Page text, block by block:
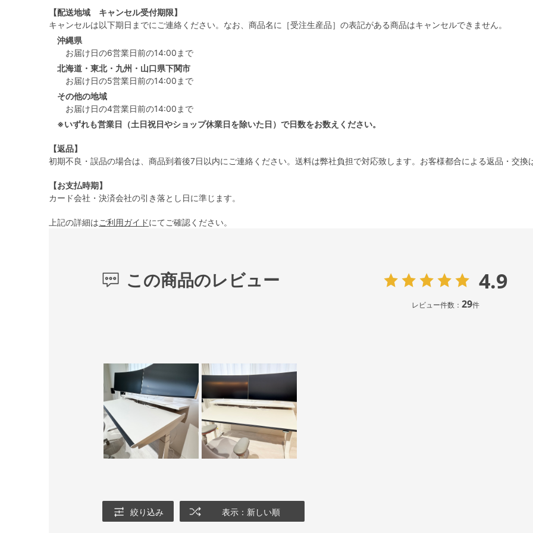
【配送地域 キャンセル受付期限】
キャンセルは以下期日までにご連絡ください。なお、商品名に［受注生産品］の表記がある商品はキャンセルできません。
沖縄県
お届け日の6営業日前の14:00まで
北海道・東北・九州・山口県下関市
お届け日の5営業日前の14:00まで
その他の地域
お届け日の4営業日前の14:00まで
※いずれも営業日（土日祝日やショップ休業日を除いた日）で日数をお数えください。
【返品】
初期不良・誤品の場合は、商品到着後7日以内にご連絡ください。送料は弊社負担で対応致します。お客様都合による返品・交換
【お支払時期】
カード会社・決済会社の引き落とし日に準じます。
上記の詳細はご利用ガイドにてご確認ください。
この商品のレビュー 4.9
レビュー件数： 29件
絞り込み 表示：新しい順